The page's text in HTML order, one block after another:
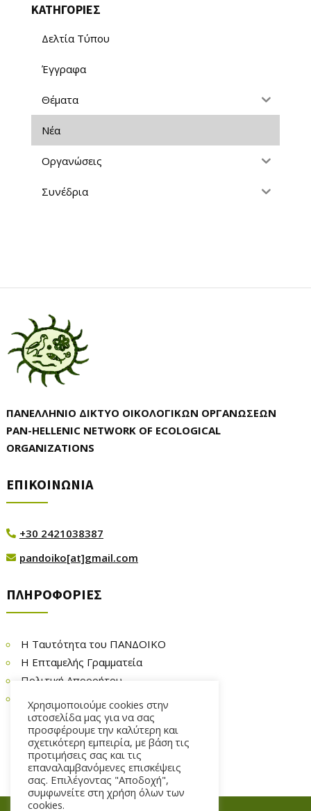
ΚΑΤΗΓΟΡΙΕΣ
Δελτία Τύπου
Έγγραφα
Θέματα
Νέα
Οργανώσεις
Συνέδρια
ΠΑΝΕΛΛΗΝΙΟ ΔΙΚΤΥΟ ΟΙΚΟΛΟΓΙΚΩΝ ΟΡΓΑΝΩΣΕΩΝ
PAN-HELLENIC NETWORK OF ECOLOGICAL
ORGANIZATIONS
ΕΠΙΚΟΙΝΩΝΙΑ
 +30 2421038387
 pandoiko[at]gmail.com
ΠΛΗΡΟΦΟΡΙΕΣ
Η Ταυτότητα του ΠΑΝΔΟΙΚΟ
Η Επταμελής Γραμματεία
Πολιτική Απορρήτου
Χρησιμοποιούμε cookies στην
ιστοσελίδα μας για να σας
προσφέρουμε την καλύτερη και
σχετικότερη εμπειρία, με βάση τις
προτιμήσεις σας και τις
επαναλαμβανόμενες επισκέψεις
σας. Επιλέγοντας "Αποδοχή",
συμφωνείτε στη χρήση όλων των
cookies.